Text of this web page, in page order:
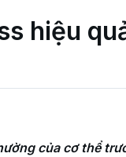
hiệu
của cơ thể